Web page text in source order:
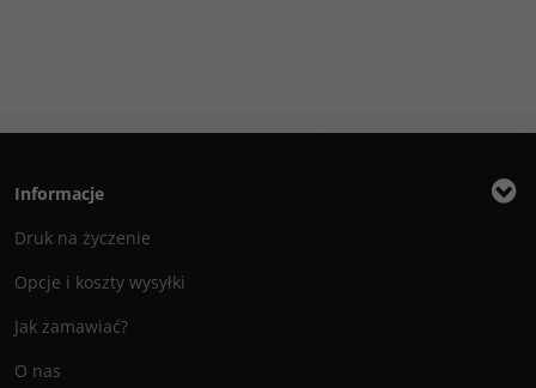
Informacje
Druk na życzenie
Opcje i koszty wysyłki
Jak zamawiać?
O nas